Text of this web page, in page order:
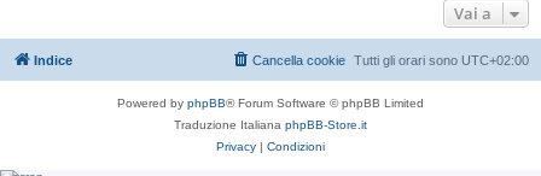
Vai a
Indice Tutti gli orari sono UTC+02:00
Cancella cookie
Powered by phpBB® Forum Software © phpBB Limited
Traduzione Italiana phpBB-Store.it
Privacy | Condizioni